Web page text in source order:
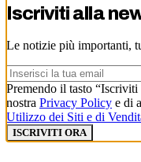
Iscriviti alla
Le notizie più importanti,
Premendo il tasto
nostra Privacy Policy e di
Utilizzo dei Siti e di
ISCRIVITI ORA